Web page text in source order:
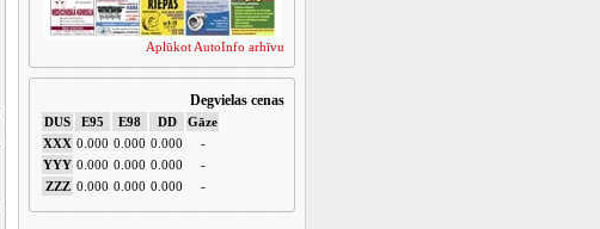
Aplūkot AutoInfo arhīvu
Degvielas cenas
DUS E95 E98 DD
Gāze
XXX 0.000 0.000 0.000
-
YYY 0.000 0.000 0.000
-
ZZZ 0.000 0.000 0.000 -